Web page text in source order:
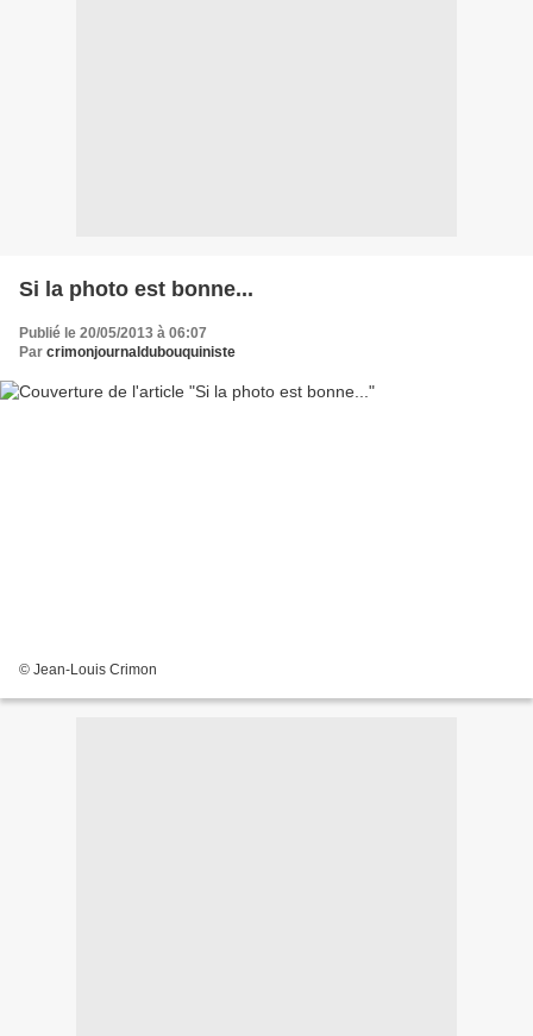
Si la photo est bonne...
Publié le 20/05/2013 à 06:07
Par crimonjournaldubouquiniste
© Jean-Louis Crimon